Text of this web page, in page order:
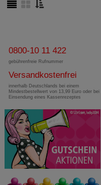
0800-10 11 422
gebührenfreie Rufnummer
Versandkostenfrei
innerhalb Deutschlands bei einem
Mindestbestellwert von 13,99 Euro oder bei
Einsendung eines Kassenrezeptes